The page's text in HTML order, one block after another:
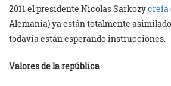
2011 el presidente Nicolas Sarkozycreía
Alemania) ya están totalmente
todavía están esperando instrucciones.
Valores de la república